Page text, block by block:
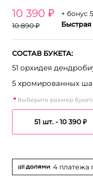
10 390 ₽
10 890 ₽
+ бонус
Быстрая
СОСТАВ БУКЕТА:
51 орхидея
5 хромированных
Выберите размер
51 шт. -10 390 ₽
4 платежа